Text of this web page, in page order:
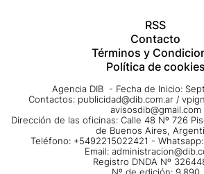
RSS
Contacto
Términos y
Política de cookies
Agencia DIB - Fecha de Inicio:
Contactos: publicidad@dib.com.ar /
avisosdib@gmail.com
Dirección de las oficinas: Calle 48 Nº 726
de Buenos Aires,
Teléfono: +5492215022421 -
Email:
Registro DNDA Nº